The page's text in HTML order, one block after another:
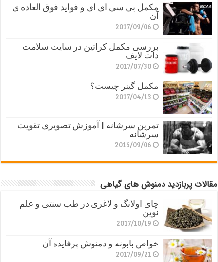
مکمل بی سی ای ای و فواید فوق العاده ی
آن
2017/09/06
بررسی مکمل کراتین در سایت سلامت
دات لایف
2017/07/30
مکمل گینر چیست؟
2017/04/13
تمرین سرشانه | آموزش تصویری تقویت
سرشانه
2016/09/06
مقالات پربازدید دمنوش های گیاهی
چای اولانگ و لاغری در طب سنتی و علم
نوین
2017/10/19
خواص بابونه و دمنوش پرفایده آن
2017/09/21